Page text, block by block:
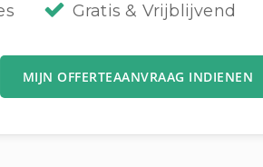
Gratis & Vrijblijvend
MIJN OFFERTEAANVRAAG INDIENEN